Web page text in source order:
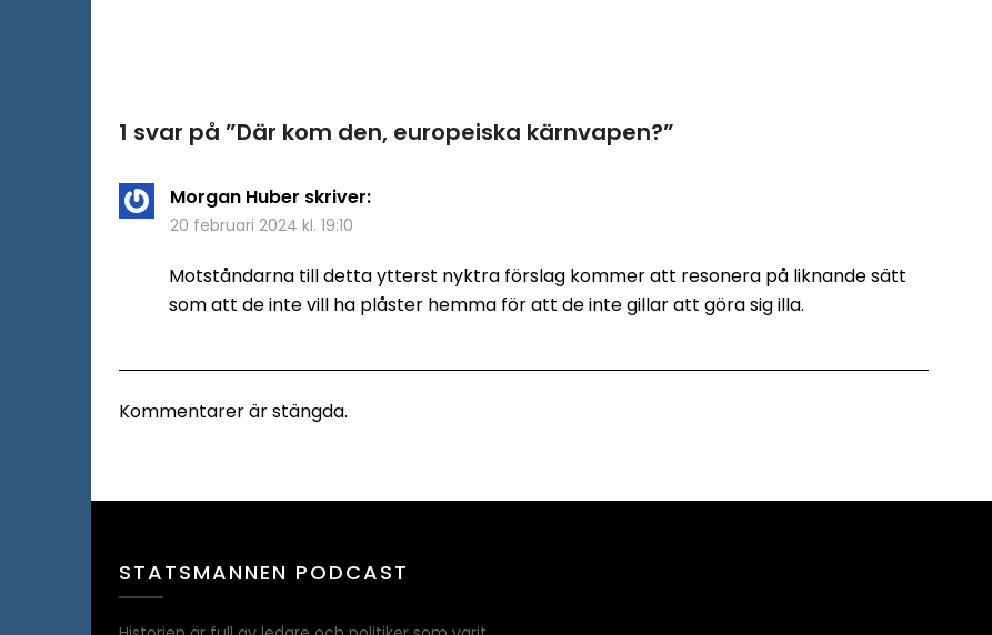
1 svar på ”Där kom den, europeiska kärnvapen?”
Morgan Huber skriver:
20 februari 2024 kl. 19:10
Motståndarna till detta ytterst nyktra förslag kommer att resonera på liknande sätt
som att de inte vill ha plåster hemma för att de inte gillar att göra sig illa.
Kommentarer är stängda.
STATSMANNEN PODCAST